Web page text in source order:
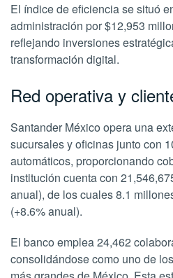
El índice de eficiencia se situó
administración por $12,953
reflejando inversiones
transformación digital.
Red operativa y
Santander México opera una
sucursales y oficinas junto con
automáticos, proporcionando
institución cuenta con
anual), de los cuales 8.1
(+8.6% anual).
El banco emplea 24,462
consolidándose como uno de